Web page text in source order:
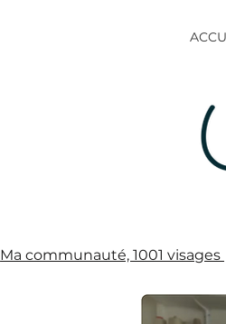
Ma communauté, 1001 visages